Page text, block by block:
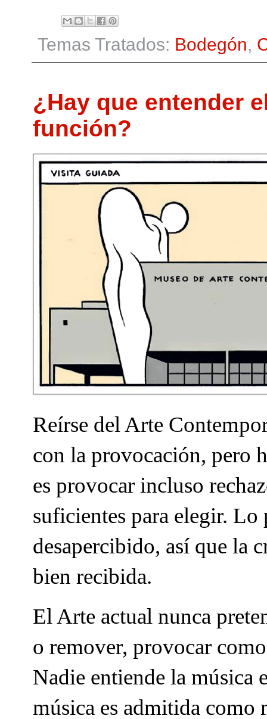
Temas Tratados: Bodegón,
¿Hay que entender
función?
Reírse del Arte
con la provocación, pero
es provocar incluso
suficientes para elegir. Lo
desapercibido, así que la
bien recibida.
El Arte actual nunca
o remover, provocar
Nadie entiende la música
música es admitida como